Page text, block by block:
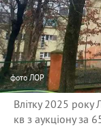
фотоЛОР
Влітку 2025
кв з аукціону за